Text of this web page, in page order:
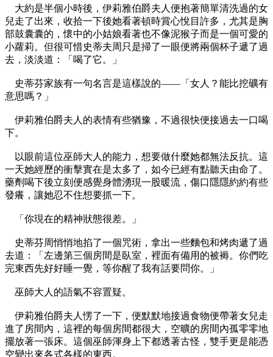
大約是半個小時後，伊莉雅伯爵夫人便抱著簡單清洗過的女
兒走了出來，收拾一下後她看著頓時賞心悅目許多，尤其是胸
部鼓囊囊的，懷中的小姑娘看著也不像泥猴子而是一個可愛的
小蘿莉。但很可惜史蒂夫周只是掃了一眼便將兩個杯子遞了過
去，淡淡道：「喝了它。」
史蒂芬家族有一句名言是這樣說的——「女人？能比挖礦有
意思嗎？」
伊莉雅伯爵夫人的表情有些猶豫，不過很快便接過去一口喝
下。
以眼前這位巫師大人的能力，想要做什麼她都無法反抗。這
一天她經歷的衝擊實在是太多了，如今已經有點聽天由命了。
藥劑喝下後立刻便感覺身體湧現一股暖流，傷口隱隱約約有些
發癢，讓她忍不住想要抓一下。
「你現在的精神狀態很差。」
史蒂芬周悄悄地掐了一個咒術，拿出一些麵包和烤肉遞了過
去道：「左邊第三個房間是臥室，裡面有備用的被褥。你們吃
完東西先好好睡一覺，等你醒了我有話要問你。」
巫師大人的語氣不容置疑。
伊莉雅伯爵夫人愣了一下，便默默地接過食物便帶著女兒走
進了房間內，這裡的每個房間都很大，空曠的房間內孤零零地
擺放著一張床。這個巫師渾身上下都透著古怪，雙手更是能憑
空變出來各式各樣的東西。